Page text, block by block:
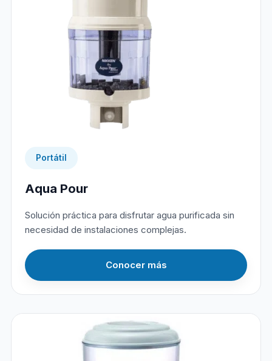
Portátil
Aqua Pour
Solución práctica para disfrutar agua purificada sin
necesidad de instalaciones complejas.
Conocer más